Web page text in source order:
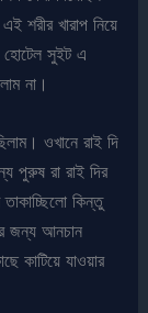
শরীর খারাপ নিয়ে
হোটেল সুইট এ
না।
ওখানে রাই দি
পুরুষ রা রাই দির
কিন্তু
জন্য আনচান
কাটিয়ে যাওয়ার